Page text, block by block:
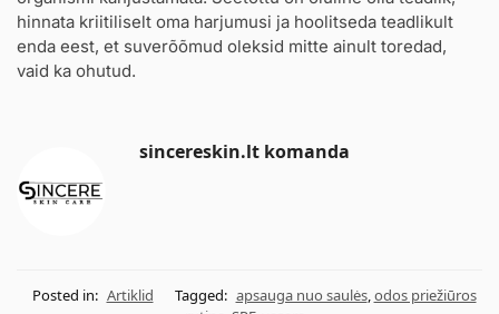
hinnata kriitiliselt oma harjumusi ja hoolitseda teadlikult
enda eest, et suverõõmud oleksid mitte ainult toredad,
vaid ka ohutud.
sincereskin.lt komanda
Posted in: Artiklid Tagged: apsauga nuo saulės,odos priežiūros